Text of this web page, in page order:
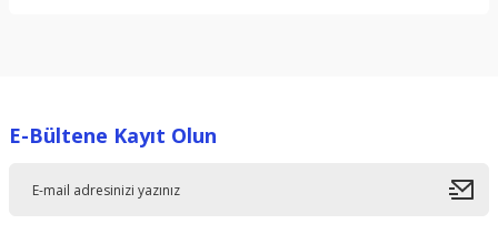
Ürün resmi kalitesiz, bozuk veya görüntülenemiyor.
E-Bültene Kayıt Olun